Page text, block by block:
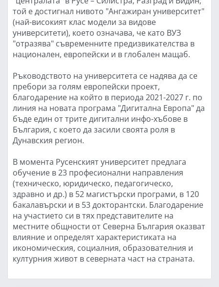
той е достигнал нивото "Ангажиран университет"
(най-високият клас модели за видове
университети), което означава, че като ВУЗ
"отразява" съвременните предизвикателства в
национален, европейски и в глобален мащаб.
Ръководството на университета се надява да се
пребори за голям европейски проект,
благодарение на който в периода 2021-2027 г. по
линия на новата програма "Дигитална Европа" да
бъде един от трите дигитални инфо-хъбове в
България, с което да засили своята роля в
Дунавския регион.
В момента Русенският университет предлага
обучение в 23 професионални направления
(техническо, юридическо, педагогическо,
здравно и др.) в 52 магистърски програми, в 120
бакалавърски и в 53 докторантски. Благодарение
на участието си в тях представителите на
местните общности от Северна България оказват
влияние и определят характеристиката на
икономическия, социалния, образователния и
културния живот в северната част на страната.